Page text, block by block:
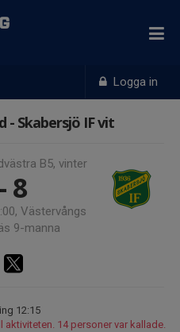
Logga in
- Skabersjö IF vit
B5, vinter
8
Västervångs
9-manna
12:15
14 personer var kallade.